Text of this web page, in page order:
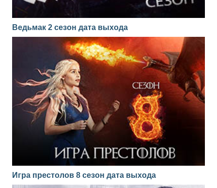
Ведьмак 2 сезон дата выхода
Игра престолов 8 сезон дата выхода